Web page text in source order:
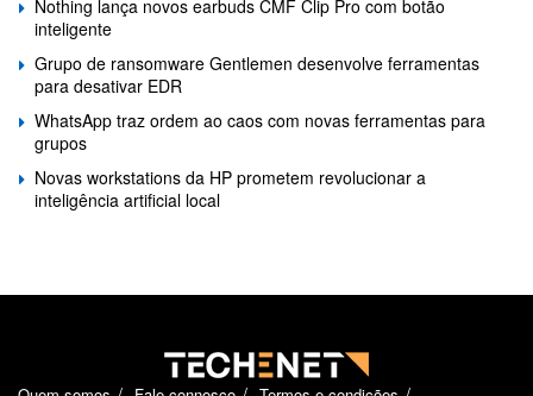
Nothing lança novos earbuds CMF Clip Pro com botão
inteligente
Grupo de ransomware Gentlemen desenvolve ferramentas
para desativar EDR
WhatsApp traz ordem ao caos com novas ferramentas para
grupos
Novas workstations da HP prometem revolucionar a
inteligência artificial local